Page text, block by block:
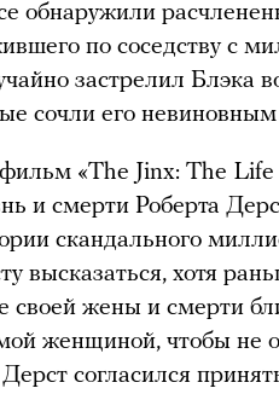
обнаружили
по соседству с
застрелил Блэка
сочли его
«The Jinx: The
и смерти Роберта
скандального
высказаться, хотя
своей жены и смерти
женщиной, чтобы не
согласился